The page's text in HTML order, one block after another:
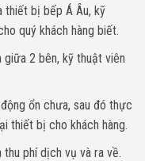
thiết bị bếp Á Âu, kỹ
quý khách hàng biết.
giữa 2 bên, kỹ thuật viên
ổn chưa, sau đó thực
thiết bị cho khách hàng.
phí dịch vụ và ra về.